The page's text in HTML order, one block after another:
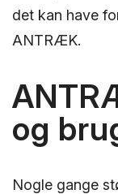
det kan have
ANTRÆK.
og
Nogle gange